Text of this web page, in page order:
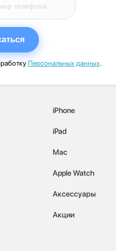
Персональных данных.
iPhone
iPad
Mac
Apple Watch
Аксессуары
Акции